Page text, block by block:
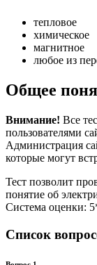
тепловое
химическое
магнитное
любое из
Общее
Внимание! Все
пользователями
Администрация
которые могут
Тест позволит
понятие об
Система оценки:
Список